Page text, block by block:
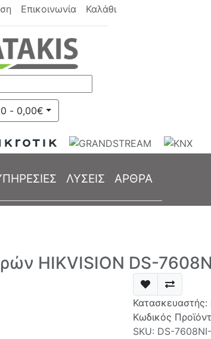
Επικοινωνία Καλάθι
0 - 0,00€
ΛΥΣΕΙΣ ΑΡΘΡΑ
HIKVISION DS-
Κατασκευαστής:
Κωδικός
SKU: DS-